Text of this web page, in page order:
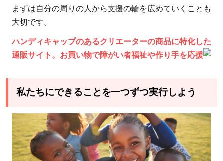
まずは自分の周りの人から支援の輪を広めていくことも
大切です。
ハンディキャップのあるクリエーターの商品に特化した
通販サイト。お買い物で障がい者福祉や作り手を応援
私たちにできることを一つずつ実行しよう